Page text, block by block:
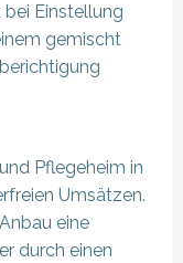
Einstellung
gemischt
Pflegeheim in
Umsätzen.
eine
durch einen